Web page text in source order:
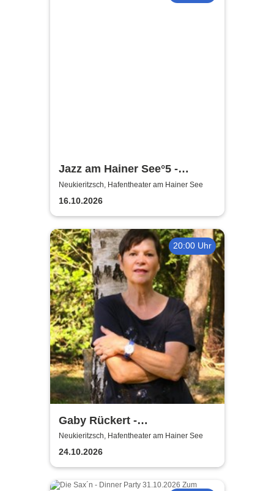
Jazz am Hainer See°5 -
Amarcord in Jazz | Wiesner4
präsentieren
Neukieritzsch, Hafentheater am Hainer See
16.10.2026
20:00 Uhr
Gaby Rückert -
Traditionskonzert am Hainer
See
Neukieritzsch, Hafentheater am Hainer See
24.10.2026